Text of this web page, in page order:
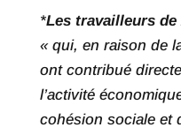
*Les travailleurs de
« qui, en raison de
ont contribué
l’activité
cohésion sociale et